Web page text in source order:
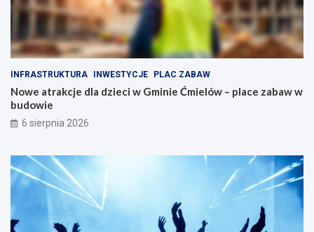
a
c
j
d
l
a
r
z
i
n
n
p
ę
z
i
e
INFRASTRUKTURA INWESTYCJE PLAC ZABAW
Nowe atrakcje dla dzieci w Gminie Ćmielów – place zabaw w
budowie
6 sierpnia 2026